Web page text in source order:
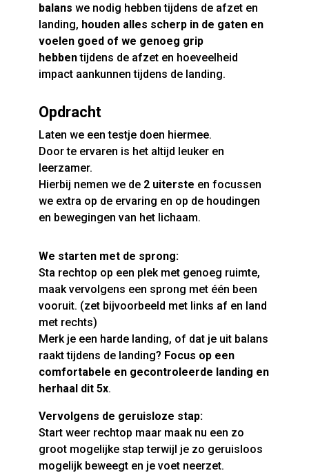
balans we nodig hebben tijdens de afzet en
landing, houden alles scherp in de gaten en
voelen goed of we genoeg grip
hebbentijdens de afzet en hoeveelheid
impact aankunnen tijdens de landing.
Opdracht
Laten we een testje doen hiermee.
Door te ervaren is het altijd leuker en
leerzamer.
Hierbij nemen we de 2 uiterste en focussen
we extra op de ervaring en op de houdingen
en bewegingen van het lichaam.
We starten met de sprong:
Sta rechtop op een plek met genoeg ruimte,
maak vervolgens een sprong met één been
vooruit. (zet bijvoorbeeld met links af en land
met rechts)
Merk je een harde landing, of dat je uit balans
raakt tijdens de landing? Focus op een
comfortabele en gecontroleerde landing en
herhaal dit 5x.
Vervolgens de geruisloze stap:
Start weer rechtop maar maak nu een zo
groot mogelijke stap terwijl je zo geruisloos
mogelijk beweegt en je voet neerzet.